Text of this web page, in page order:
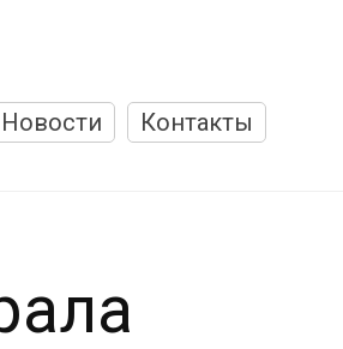
Новости Контакты